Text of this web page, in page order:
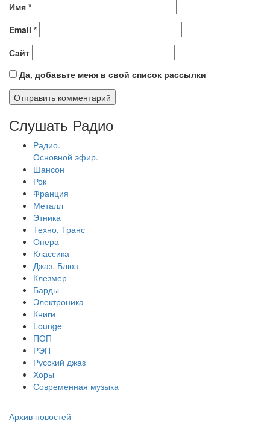
Имя *
Email *
Сайт
Да, добавьте меня в свой список рассылки
Слушать Радио
Радио.
Основной эфир.
Шансон
Рок
Франция
Металл
Этника
Техно, Транс
Опера
Классика
Джаз, Блюз
Клезмер
Барды
Электроника
Книги
Lounge
ПОП
РЭП
Русский джаз
Хоры
Современная музыка
Архив новостей